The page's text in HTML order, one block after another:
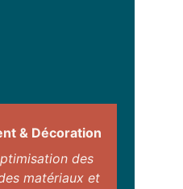
& Décoration
des
matériaux et